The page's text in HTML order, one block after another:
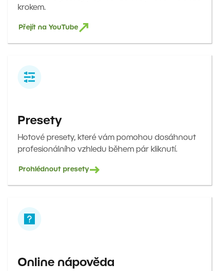
krokem.
Přejít na YouTube
Presety
Hotové presety, které vám pomohou dosáhnout
profesionálního vzhledu během pár kliknutí.
Prohlédnout presety
Online nápověda